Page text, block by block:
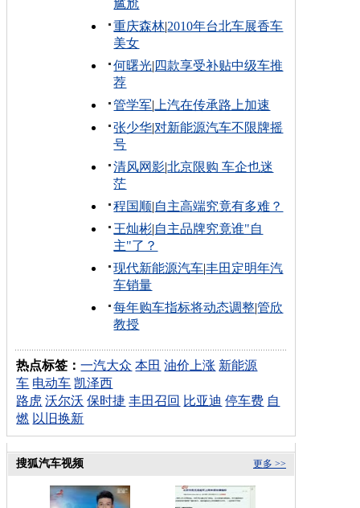
尴尬
重庆森林|2010年台北车展香车
美女
何曙光| 四款享受补贴中级车推
荐
管学军| 上汽在传承路上加速
张少华|对新能源汽车不限牌摇
号
清风网影|北京限购 车企也迷
茫
程国顺|自主高端究竟有多难？
王灿彬|自主品牌究竟谁"自
主"了？
现代新能源汽车|丰田定明年汽
车销量
每年购车指标将动态调整|管欣
教授
热点标签：一汽大众 本田 油价上涨 新能源
车 电动车 凯泽西
路虎 沃尔沃 保时捷 丰田召回 比亚迪 停车费 自
燃 以旧换新
更多 >>
搜狐汽车视频